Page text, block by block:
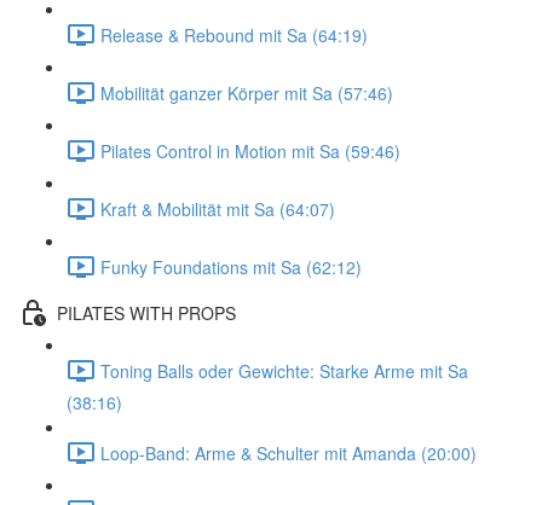
Release & Rebound mit Sa (64:19)
Mobilität ganzer Körper mit Sa (57:46)
Pilates Control in Motion mit Sa (59:46)
Kraft & Mobilität mit Sa (64:07)
Funky Foundations mit Sa (62:12)
PILATES WITH PROPS
Toning Balls oder Gewichte: Starke Arme mit Sa
(38:16)
Loop-Band: Arme & Schulter mit Amanda (20:00)